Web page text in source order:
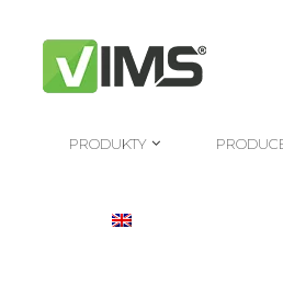
PRODUKTY